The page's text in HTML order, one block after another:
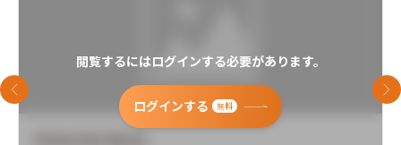
閲覧するにはログインする必要があります。
ログインする 無料
前のスライド 次